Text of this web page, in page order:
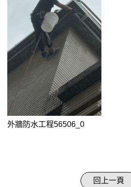
外牆防水工程56506_0
回上一頁